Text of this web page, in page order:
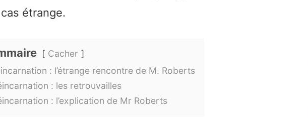
étrange.
Cacher
: l’étrange rencontre de M. Roberts
: les retrouvailles
: l’explication de Mr Roberts